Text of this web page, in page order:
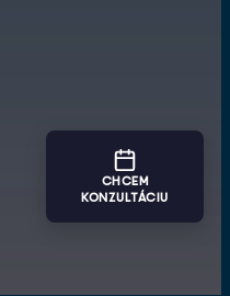
CHCEM
KONZULTÁCIU